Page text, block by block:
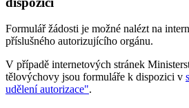
Formulář žádosti je možné nalézt na
příslušného autorizujícího orgánu.
V případě internetových stránek
tělovýchovy jsou formuláře k dispozici v
udělení autorizace".